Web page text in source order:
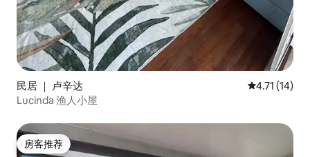
民居 ｜ 卢辛达 平均评分
4.71 (14)
Lucinda 渔人小屋
房客推荐
房客推荐